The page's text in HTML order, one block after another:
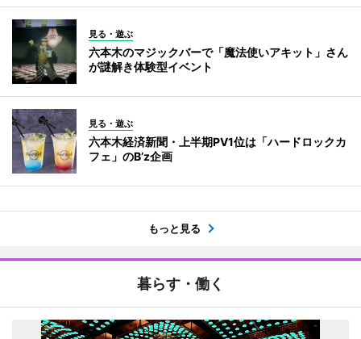
見る・遊ぶ
六本木のマジックバーで「魔法使いアキット」さん
が謎解き体験型イベント
見る・遊ぶ
六本木経済新聞・上半期PV1位は「ハードロックカ
フェ」のB’z企画
もっと見る
暮らす・働く